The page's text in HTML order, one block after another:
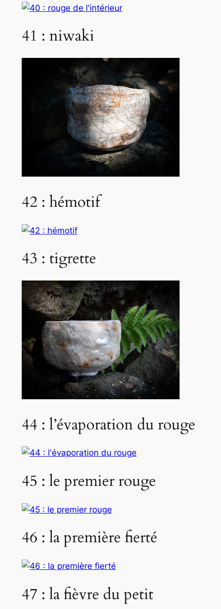
41 : niwaki
42 : hémotif
43 : tigrette
44 : l’évaporation du rouge
45 : le premier rouge
46 : la première fierté
47 : la fièvre du petit